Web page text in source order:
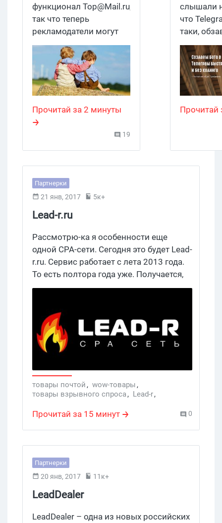
функционал Top@Mail.ru
так что теперь
рекламодатели могут
регистрировать
счетчики,
устанавливать цели и
работать с рекламными
кампаниями в едином
интерфейсе и не
переключаясь между
Яндекс.Метрики, так что
обновление не так уж и
бесполезно, как может
взгляд.
Прочитай за 2 минуты
19
слышали
что
таки,
было
этого
но
можно
самое
знаний
Прочитай
Партнерки
21 янв, 2017 5к+
Lead-r.ru
Рассмотрю-ка я особенности еще
одной CPA-сети. Сегодня это будет Lead-
r.ru. Сервис работает с лета 2013 года.
То есть полтора года уже. Получается,
что не новичок на рынке,
арбитражников. Но и не монстр еще
пока.
товары почтой, wow-товары,
товары взрывного спроса, Lead-r,
Прочитай за 15 минут 0
Партнерки
20 янв, 2017 11к+
LeadDealer
LeadDealer – одна из новых российских